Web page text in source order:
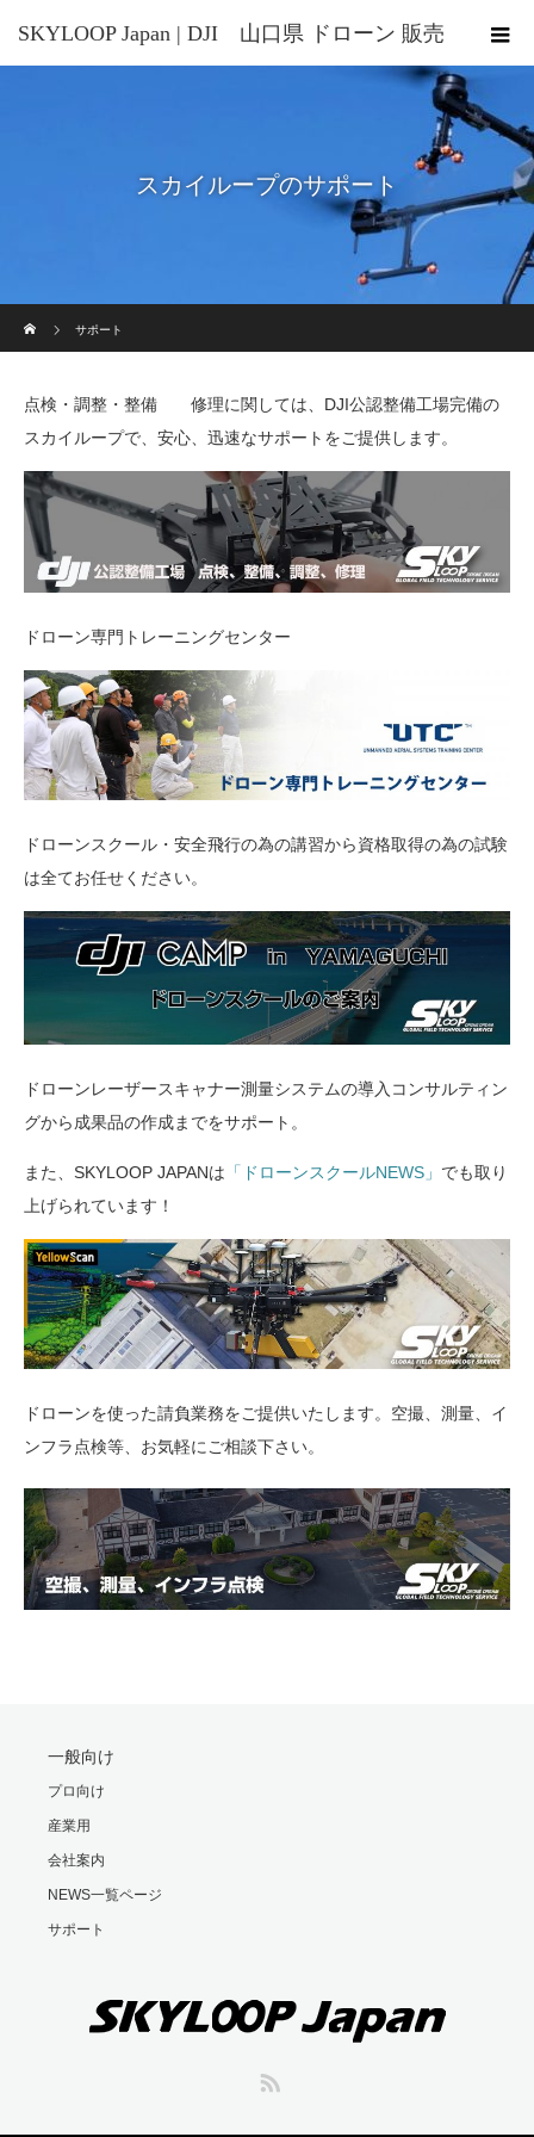
SKYLOOP Japan | DJI 山口県 ドローン 販売
スカイループのサポート
サポート
点検・調整・整備 修理に関しては、DJI公認整備工場完備の
スカイループで、安心、迅速なサポートをご提供します。
ドローン専門トレーニングセンター
ドローンスクール・安全飛行の為の講習から資格取得の為の試験
は全てお任せください。
ドローンレーザースキャナー測量システムの導入コンサルティン
グから成果品の作成までをサポート。
また、SKYLOOP JAPANは 「ドローンスクールNEWS」 でも取り
上げられています！
ドローンを使った請負業務をご提供いたします。空撮、測量、イ
ンフラ点検等、お気軽にご相談下さい。
一般向け
プロ向け
産業用
会社案内
NEWS一覧ページ
サポート